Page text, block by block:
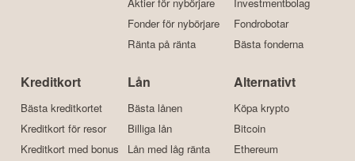
Fonder för nybörjare
Ränta på ränta
Fondrobotar
Bästa fonderna
Kreditkort
Bästa kreditkortet
Kreditkort för resor
Kreditkort med bonus
Lån
Bästa lånen
Billiga lån
Lån med låg ränta
Alternativt
Köpa krypto
Bitcoin
Ethereum